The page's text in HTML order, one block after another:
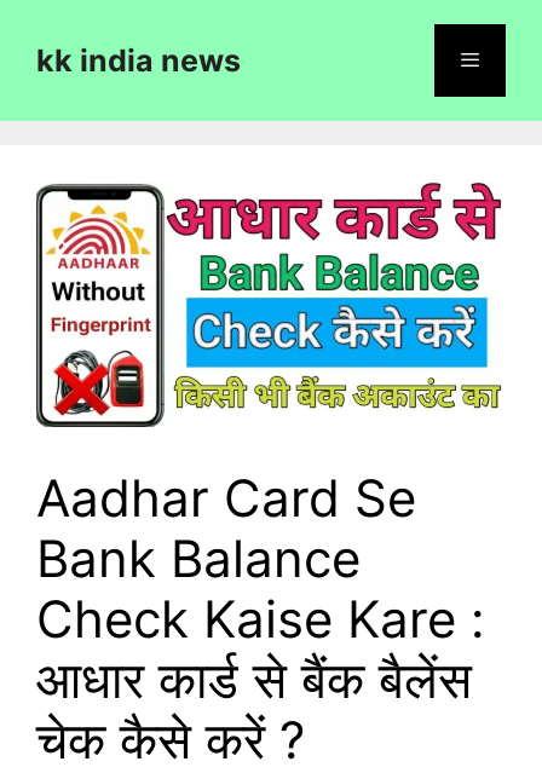
contentkk india news
Aadhar Card Se
Bank Balance
Check Kaise Kare :
आधार कार्ड से बैंक बैलेंस
चेक कैसे करें ?